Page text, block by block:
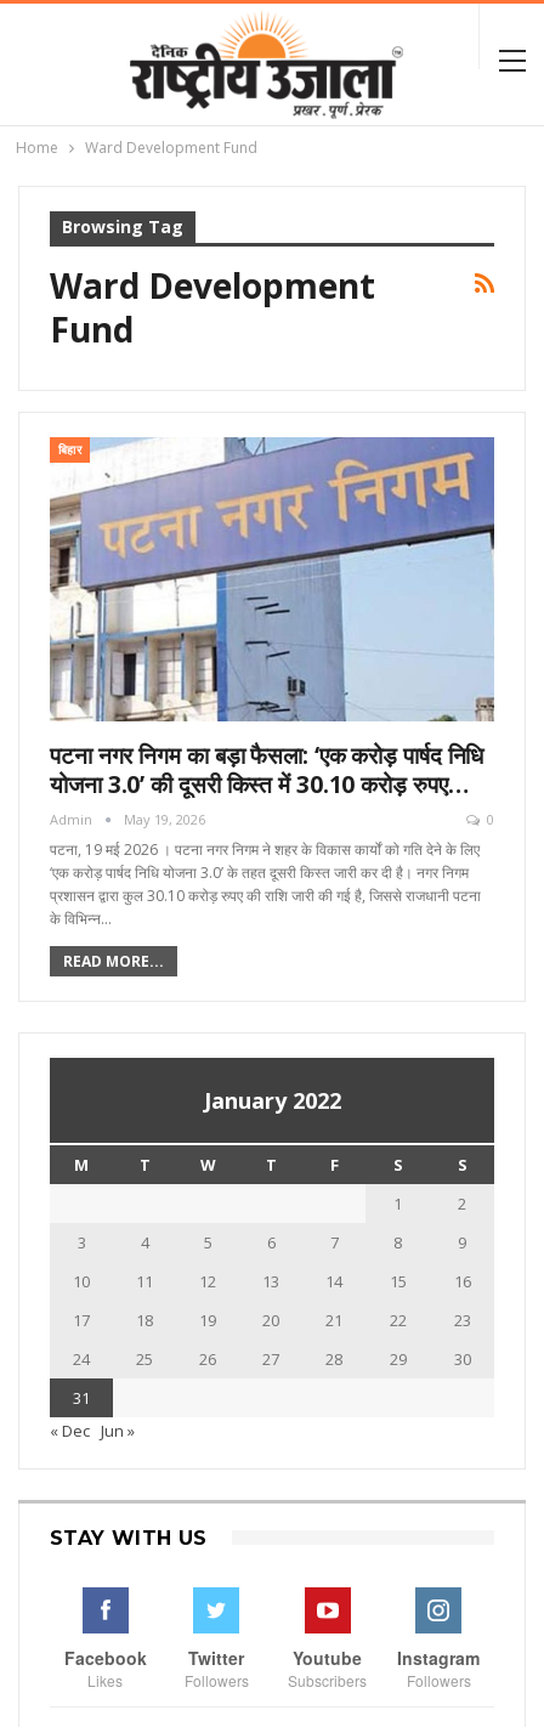
Home Ward Development Fund
Browsing Tag
Ward Development
Fund
बिहार
पटना नगर निगम का बड़ा फैसला: ‘एक करोड़ पार्षद निधि
योजना 3.0’ की दूसरी किस्त में 30.10 करोड़ रुपए…
Admin May 19, 2026 0
पटना, 19 मई 2026 । पटना नगर निगम ने शहर के विकास कार्यों को गति देने के लिए
‘एक करोड़ पार्षद निधि योजना 3.0’ के तहत दूसरी किस्त जारी कर दी है। नगर निगम
प्रशासन द्वारा कुल 30.10 करोड़ रुपए की राशि जारी की गई है, जिससे राजधानी पटना
के विभिन्न…
READ MORE...
January 2022
M T W T F S
S
1
2
3
4 5 6 7 8
9
10
11 12 13 14 15
16
17
18 19 20 21 22
23
24
25 26 27 28 29
30
31
« Dec Jun »
STAY WITH US
Facebook
Likes
Twitter
Followers
Youtube
Subscribers
Instagram
Followers